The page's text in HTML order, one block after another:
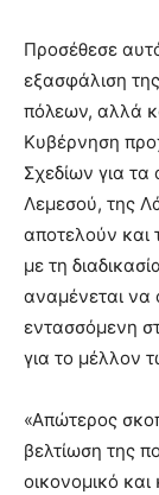
Προσέθεσε
εξασφάλιση
πόλεων, αλλά
Κυβέρνηση
Σχεδίων για
Λεμεσού, της
αποτελούν και
με τη
αναμένεται να
εντασσόμενη
για το μέλλον
«Απώτερος
βελτίωση της
οικονομικό